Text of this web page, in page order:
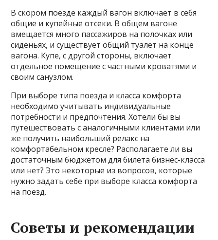
В скором поезде каждый вагон включает в себя
общие и купейные отсеки. В общем вагоне
вмещается много пассажиров на полочках или
сиденьях, и существует общий туалет на конце
вагона. Купе, с другой стороны, включает
отдельное помещение с частными кроватями и
своим санузлом.
При выборе типа поезда и класса комфорта
необходимо учитывать индивидуальные
потребности и предпочтения. Хотели бы вы
путешествовать с аналогичными клиентами или
же получить наибольший релакс на
комфортабельном кресле? Располагаете ли вы
достаточным бюджетом для билета бизнес-класса
или нет? Это некоторые из вопросов, которые
нужно задать себе при выборе класса комфорта
на поезд.
Советы и рекомендации